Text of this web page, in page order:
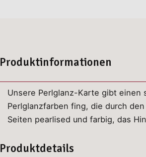
Produktinformationen
Unsere Perlglanz-Karte gibt einen
Perlglanzfarben fing, die durch
Seiten pearlised und farbig, das
Produktdetails